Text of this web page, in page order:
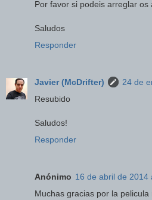
Por favor si podeis arreglar os
Saludos
Responder
Javier (McDrifter)
24 de
Resubido
Saludos!
Responder
Anónimo 16 de abril de 2014
Muchas gracias por la pelicula